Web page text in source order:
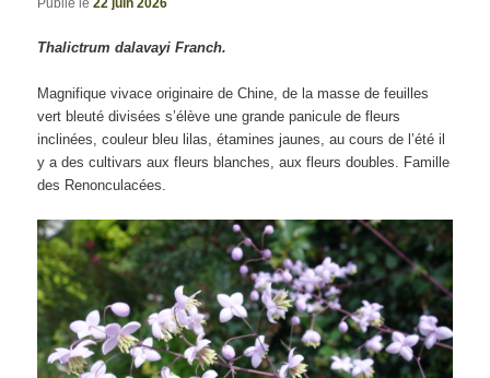
Publié le22 juin 2026
Thalictrum dalavayi Franch.
Magnifique vivace originaire de Chine, de la masse de feuilles
vert bleuté divisées s’élève une grande panicule de fleurs
inclinées, couleur bleu lilas, étamines jaunes, au cours de l’été il
y a des cultivars aux fleurs blanches, aux fleurs doubles. Famille
des Renonculacées.